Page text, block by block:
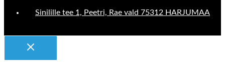
Sinilille tee 1, Peetri, Rae vald 75312 HARJUMAA